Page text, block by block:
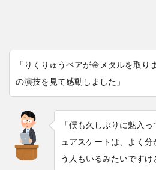
「りくりゅうペアが金メタルを取り
の演技を見て感動しました」
「僕も久しぶりに魅入
ュアスケートは、よく
う人もいるみたいですけ